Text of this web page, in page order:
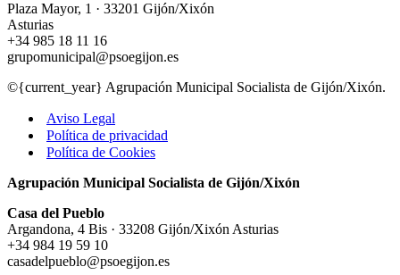
Plaza Mayor, 1 · 33201 Gijón/Xixón
Asturias
+34 985 18 11 16
grupomunicipal@psoegijon.es
©{current_year} Agrupación Municipal Socialista de Gijón/Xixón.
Aviso Legal
Política de privacidad
Política de Cookies
Agrupación Municipal Socialista de Gijón/Xixón
Casa del Pueblo
Argandona, 4 Bis · 33208 Gijón/Xixón Asturias
+34 984 19 59 10
casadelpueblo@psoegijon.es